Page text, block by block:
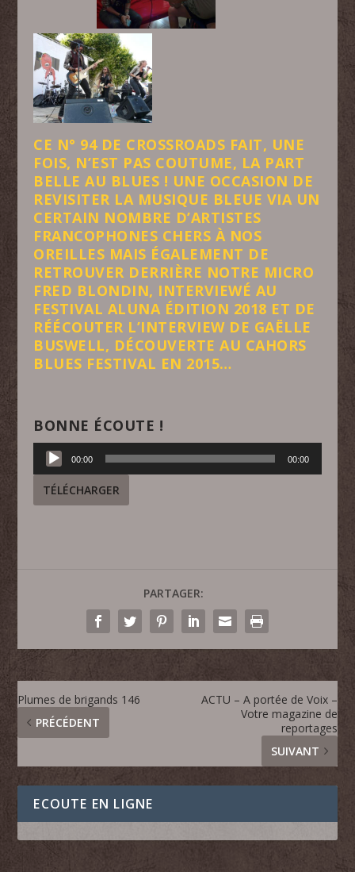
CE N° 94 DE CROSSROADS FAIT, UNE
FOIS, N’EST PAS COUTUME, LA PART
BELLE AU BLUES ! UNE OCCASION DE
REVISITER LA MUSIQUE BLEUE VIA UN
CERTAIN NOMBRE D’ARTISTES
FRANCOPHONES CHERS À NOS
OREILLES MAIS ÉGALEMENT DE
RETROUVER DERRIÈRE NOTRE MICRO
FRED BLONDIN, INTERVIEWÉ AU
FESTIVAL ALUNA ÉDITION 2018 ET DE
RÉÉCOUTER L’INTERVIEW DE GAËLLE
BUSWELL, DÉCOUVERTE AU CAHORS
BLUES FESTIVAL EN 2015…
BONNE ÉCOUTE !
Lecteur
audio
00:00 00:00
TÉLÉCHARGER
PARTAGER:
Plumes de brigands 146
PRÉCÉDENT
ACTU – A portée de Voix –
Votre magazine de
reportages
SUIVANT
ECOUTE EN LIGNE